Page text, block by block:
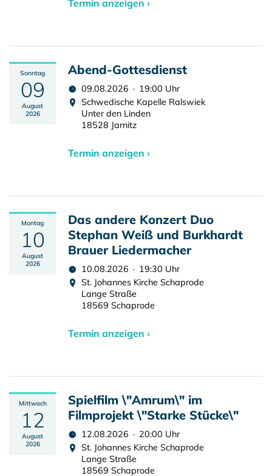
Termin anzeigen ›
Sonntag
09
August
2026
Abend-Gottesdienst
09.08.2026 · 19:00 Uhr
Schwedische Kapelle Ralswiek
Unter den Linden
18528 Jarnitz
Termin anzeigen ›
Montag
10
August
2026
Das andere Konzert Duo
Stephan Weiß und Burkhardt
Brauer Liedermacher
10.08.2026 · 19:30 Uhr
St. Johannes Kirche Schaprode
Lange Straße
18569 Schaprode
Termin anzeigen ›
Mittwoch
12
August
2026
Spielfilm \"Amrum\" im
Filmprojekt \"Starke Stücke\"
12.08.2026 · 20:00 Uhr
St. Johannes Kirche Schaprode
Lange Straße
18569 Schaprode